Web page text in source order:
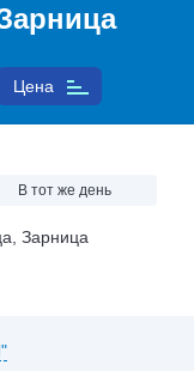
Цена
В тот же день
Зарница